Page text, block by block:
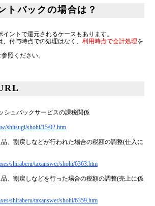
トバックの場合は？
ントで還元されるケースもあります。
付与時点での処理はなく、 利用時点で会計処理を
照ください。
シュバックサービスの課税関係
shitsugi/shohi/15/02.htm
、割戻しなどが行われた場合の税額の調整(仕入に
shiraberu/taxanswer/shohi/6363.htm
、割戻しなどを行った場合の税額の調整(売上に係
shiraberu/taxanswer/shohi/6359.htm